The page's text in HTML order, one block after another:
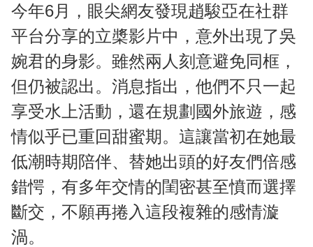
今年6月，眼尖網友發現趙駿亞在社群
平台分享的立槳影片中，意外出現了吳
婉君的身影。雖然兩人刻意避免同框，
但仍被認出。消息指出，他們不只一起
享受水上活動，還在規劃國外旅遊，感
情似乎已重回甜蜜期。這讓當初在她最
低潮時期陪伴、替她出頭的好友們倍感
錯愕，有多年交情的閨密甚至憤而選擇
斷交，不願再捲入這段複雜的感情漩
渦。